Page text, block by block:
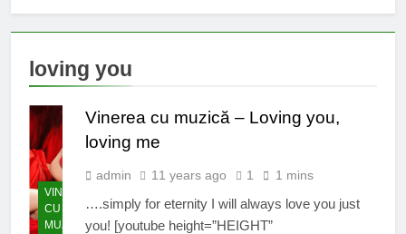
loving you
VINEREA
CU
MUZICĂ
Vinerea cu muzică – Loving you,
loving me
admin 11 years ago 1 1 mins
….simply for eternity I will always love you just
you! [youtube height=”HEIGHT”